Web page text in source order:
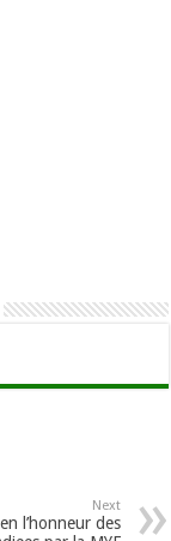
Next
l’honneur des